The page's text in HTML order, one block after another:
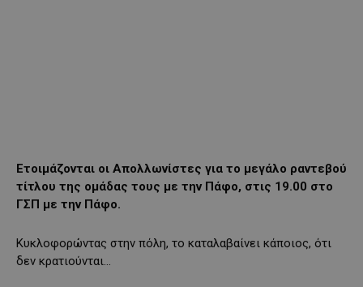
Ετοιμάζονται οι Απολλωνίστες για το μεγάλο ραντεβού
τίτλου της ομάδας τους με την Πάφο, στις 19.00 στο
ΓΣΠ με την Πάφο.
Κυκλοφορώντας στην πόλη, το καταλαβαίνει κάποιος, ότι
δεν κρατιούνται…